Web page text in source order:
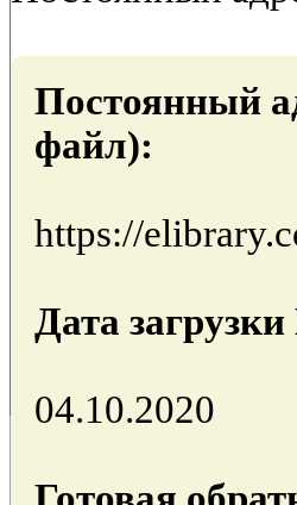
Постоянный
файл):
https://
Дата
04.10.2020